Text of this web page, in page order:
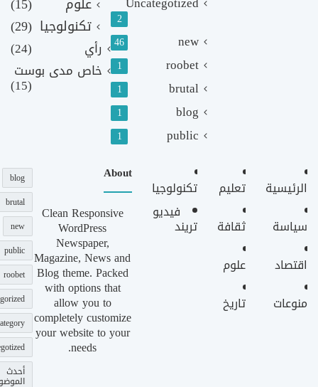
2
new
46
roobet
1
brutal
1
blog
1
public
1
تكنولوجيا (29)
رأي
(24)
خاص مدى بوست
(15)
الرئيسية
سياسة
اقتصاد
منوعات
تعليم
ثقافة
علوم
تاريخ
تكنولوجيا
فيديو
تريند
About
Clean Responsive
WordPress
Newspaper,
Magazine, News and
Blog theme. Packed
with options that
allow you to
completely customize
your website to your
needs.
blog
brutal
new
public
roobet
أحدث